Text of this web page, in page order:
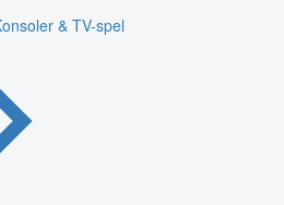
& TV-spel